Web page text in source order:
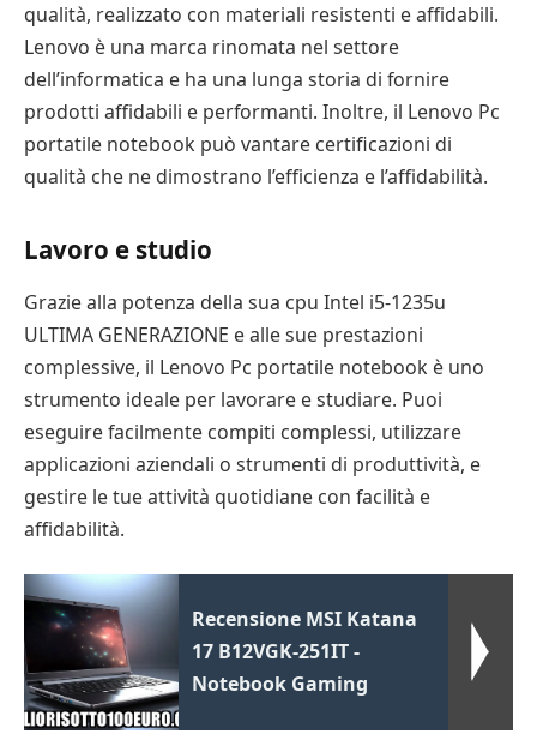
qualità, realizzato con materiali resistenti e affidabili.
Lenovo è una marca rinomata nel settore
dell’informatica e ha una lunga storia di fornire
prodotti affidabili e performanti. Inoltre, il Lenovo Pc
portatile notebook può vantare certificazioni di
qualità che ne dimostrano l’efficienza e l’affidabilità.
Lavoro e studio
Grazie alla potenza della sua cpu Intel i5-1235u
ULTIMA GENERAZIONE e alle sue prestazioni
complessive, il Lenovo Pc portatile notebook è uno
strumento ideale per lavorare e studiare. Puoi
eseguire facilmente compiti complessi, utilizzare
applicazioni aziendali o strumenti di produttività, e
gestire le tue attività quotidiane con facilità e
affidabilità.
Recensione MSI Katana
17 B12VGK-251IT -
Notebook Gaming